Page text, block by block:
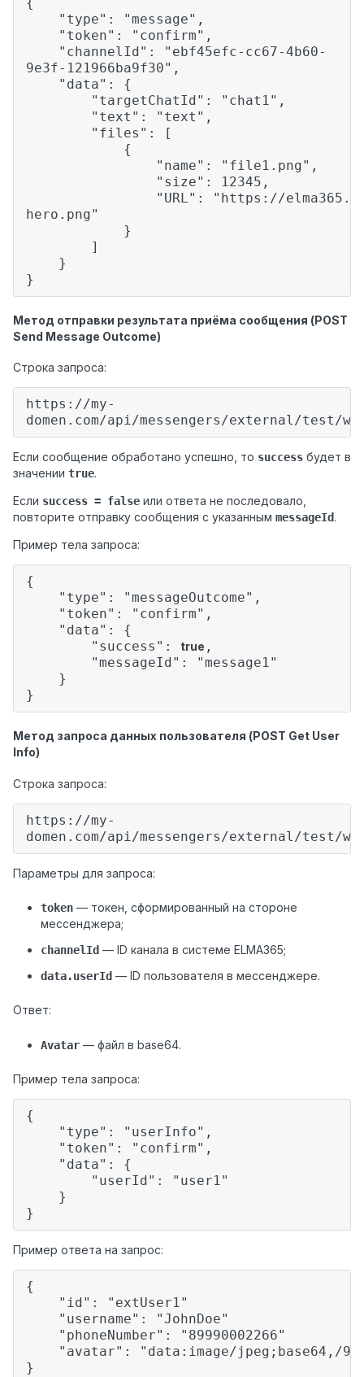
"type": "message",
"token": "confirm",
"channelId": "ebf45efc-cc67-4b60-
9e3f-121966ba9f30",
"data": {
"targetChatId": "chat1",
"text": "text",
"files": [
{
"name": "file1.png",
"size": 12345,
"URL": "https://elma365.com/
hero.png"
}
]
}
}
Метод отправки результата приёма сообщения (POST
Send Message Outcome)
Строка запроса:
https://my-
domen.com/api/messengers/external/test/
Если сообщение обработано успешно, то success будет в
значении true.
Если success = false или ответа не последовало,
повторите отправку сообщения с указанным messageId.
Пример тела запроса:
{
"type": "messageOutcome",
"token": "confirm",
"data": {
"success":
true ,
"messageId": "message1"
}
}
Метод запроса данных пользователя (POST Get User
Info)
Строка запроса:
https://my-
domen.com/api/messengers/external/test/
Параметры для запроса:
token — токен, сформированный на стороне
мессенджера;
channelId — ID канала в системе ELMA365;
data.userId — ID пользователя в мессенджере.
Ответ:
Avatar — файл в base64.
Пример тела запроса:
{
"type": "userInfo",
"token": "confirm",
"data": {
"userId": "user1"
}
}
Пример ответа на запрос:
{
"id": "extUser1"
"username": "JohnDoe"
"phoneNumber": "89990002266"
"avatar": "data:image/jpeg;base64,/9j/
}